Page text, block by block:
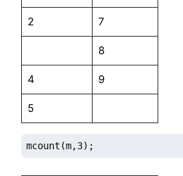
2 7
8
4 9
5
mcount(m,3);